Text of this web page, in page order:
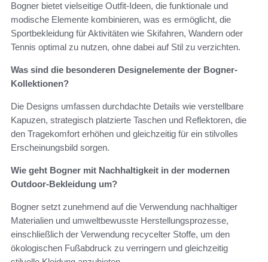
Bogner bietet vielseitige Outfit-Ideen, die funktionale und
modische Elemente kombinieren, was es ermöglicht, die
Sportbekleidung für Aktivitäten wie Skifahren, Wandern oder
Tennis optimal zu nutzen, ohne dabei auf Stil zu verzichten.
Was sind die besonderen Designelemente der Bogner-
Kollektionen?
Die Designs umfassen durchdachte Details wie verstellbare
Kapuzen, strategisch platzierte Taschen und Reflektoren, die
den Tragekomfort erhöhen und gleichzeitig für ein stilvolles
Erscheinungsbild sorgen.
Wie geht Bogner mit Nachhaltigkeit in der modernen
Outdoor-Bekleidung um?
Bogner setzt zunehmend auf die Verwendung nachhaltiger
Materialien und umweltbewusste Herstellungsprozesse,
einschließlich der Verwendung recycelter Stoffe, um den
ökologischen Fußabdruck zu verringern und gleichzeitig